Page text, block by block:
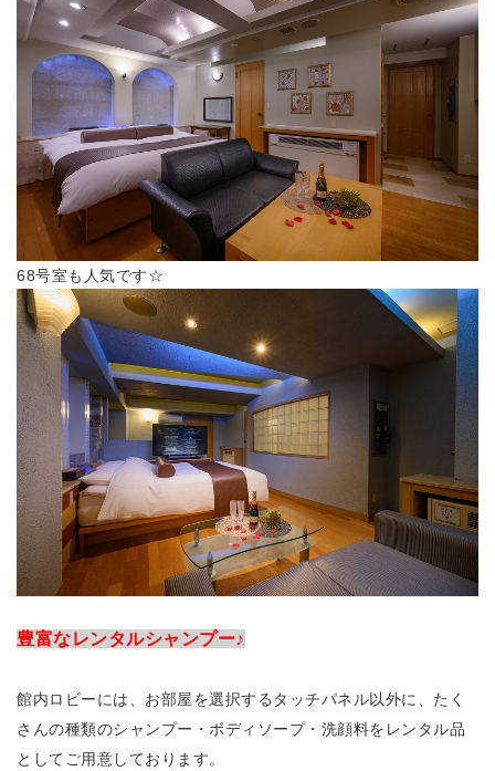
68号室も人気です☆
豊富なレンタルシャンプー♪
館内ロビーには、お部屋を選択するタッチパネル以外に、たく
さんの種類のシャンプー・ボディソープ・洗顔料をレンタル品
としてご用意しております。